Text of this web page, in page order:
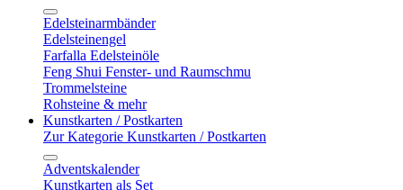
Edelsteinarmbänder
Edelsteinengel
Farfalla Edelsteinöle
Feng Shui Fenster- und Raumschmu
Trommelsteine
Rohsteine & mehr
Kunstkarten / Postkarten
Zur Kategorie Kunstkarten / Postkarten
Adventskalender
Kunstkarten als Set